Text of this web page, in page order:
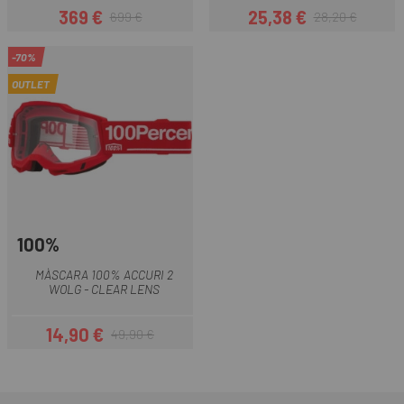
Preu
369 €Preu regular
699 €
Preu
25,38 €Preu regular
28,20 €
-70%
OUTLET
100%
MÀSCARA 100% ACCURI 2
WOLG - CLEAR LENS
Preu
14,90 €Preu regular
49,90 €